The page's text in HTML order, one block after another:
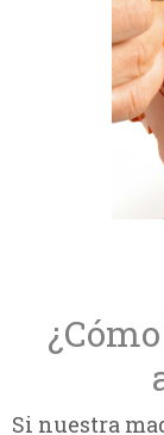
Si nuestra